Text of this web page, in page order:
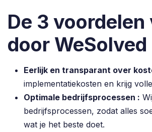
De 3 voordelen
door WeSolved
Eerlijk en transparant over
implementatiekosten en krijg
Optimale bedrijfsprocessen :
bedrijfsprocessen, zodat alles
wat je het beste doet.